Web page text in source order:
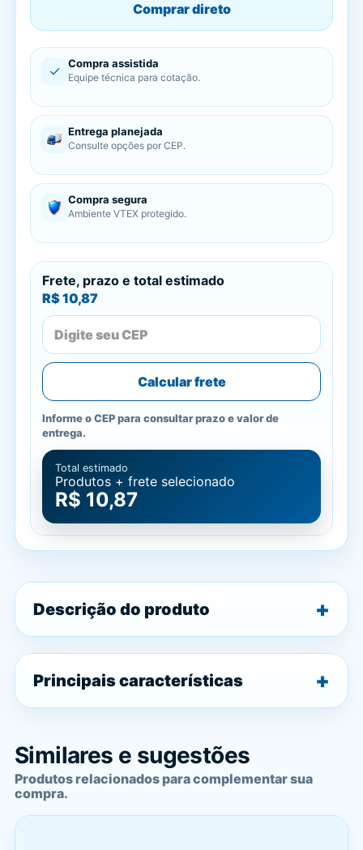
Comprar direto
✓ Compra assistida
Equipe técnica para cotação.
Entrega planejada
Consulte opções por CEP.
Compra segura
Ambiente VTEX protegido.
Frete, prazo e total estimado
R$ 10,87
Calcular frete
Informe o CEP para consultar prazo e valor de
entrega.
Total estimado
Produtos + frete selecionado
R$ 10,87
Descrição do produto
Principais características
Similares e sugestões
Produtos relacionados para complementar sua
compra.